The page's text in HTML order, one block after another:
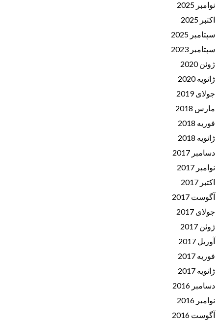
نوامبر 2025
اکتبر 2025
سپتامبر 2025
سپتامبر 2023
ژوئن 2020
ژانویه 2020
جولای 2019
مارس 2018
فوریه 2018
ژانویه 2018
دسامبر 2017
نوامبر 2017
اکتبر 2017
آگوست 2017
جولای 2017
ژوئن 2017
آوریل 2017
فوریه 2017
ژانویه 2017
دسامبر 2016
نوامبر 2016
آگوست 2016